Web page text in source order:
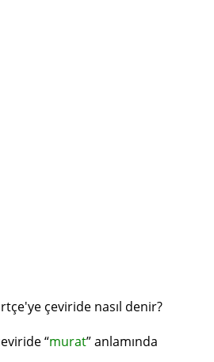
çeviride nasıl denir?
“murat” anlamında